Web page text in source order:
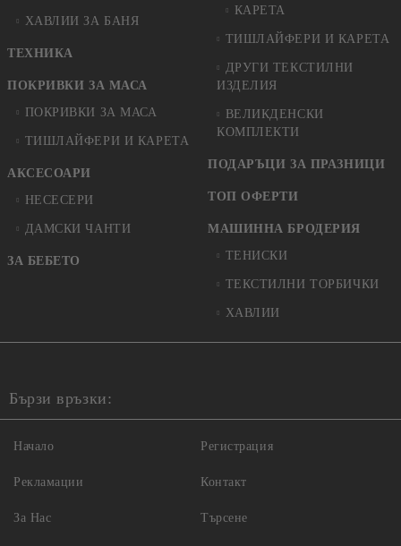
ХАВЛИИ ЗА БАНЯ
ТЕХНИКА
ПОКРИВКИ ЗА МАСА
ПОКРИВКИ ЗА МАСА
ТИШЛАЙФЕРИ И КАРЕТА
АКСЕСОАРИ
НЕСЕСЕРИ
ДАМСКИ ЧАНТИ
ЗА БЕБЕТО
КАРЕТА
ТИШЛАЙФЕРИ И КАРЕТА
ДРУГИ ТЕКСТИЛНИ
ИЗДЕЛИЯ
ВЕЛИКДЕНСКИ
КОМПЛЕКТИ
ПОДАРЪЦИ ЗА ПРАЗНИЦИ
ТОП ОФЕРТИ
МАШИННА БРОДЕРИЯ
ТЕНИСКИ
ТЕКСТИЛНИ ТОРБИЧКИ
ХАВЛИИ
Бързи връзки:
Начало
Рекламации
За Нас
Регистрация
Контакт
Търсене